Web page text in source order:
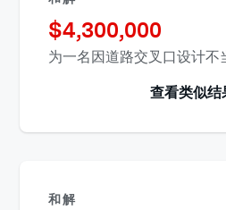
$4,300,000
为一名因道路交叉口设计不
查看类似结
和解